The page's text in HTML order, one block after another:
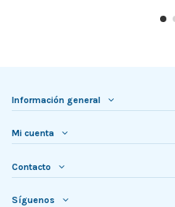
Información general
Mi cuenta
Contacto
Síguenos